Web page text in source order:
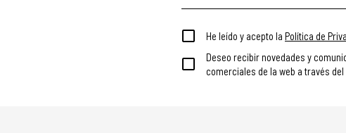
He leído y acepto la Política de
Deseo recibir novedades y
comerciales de la web a través